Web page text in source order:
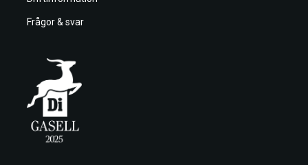
Frågor & svar